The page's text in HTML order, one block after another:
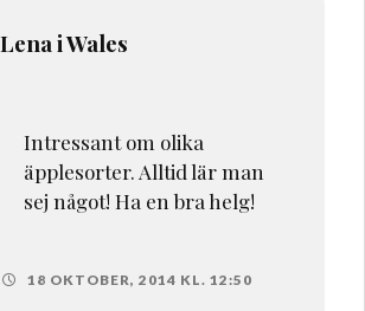
Lena i Wales
Intressant om olika
äpplesorter. Alltid lär man
sej något! Ha en bra helg!
18 OKTOBER, 2014 KL. 12:50